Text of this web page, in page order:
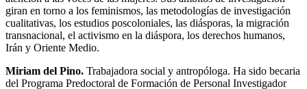
giran en torno a los feminismos, las metodologías de investigación
cualitativas, los estudios poscoloniales, las diásporas, la migración
transnacional, el activismo en la diáspora, los derechos humanos,
Irán y Oriente Medio.
Miriam del Pino. Trabajadora social y antropóloga. Ha sido becaria
del Programa Predoctoral de Formación de Personal Investigador